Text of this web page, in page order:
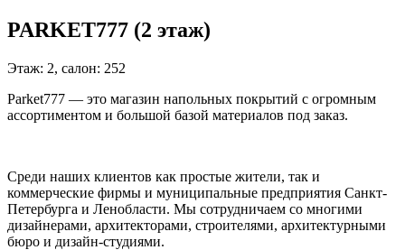
PARKET777 (2 этаж)
Этаж: 2, салон: 252
Parket777 — это магазин напольных покрытий с огромным
ассортиментом и большой базой материалов под заказ.
Среди наших клиентов как простые жители, так и
коммерческие фирмы и муниципальные предприятия Санкт-
Петербурга и Ленобласти. Мы сотрудничаем со многими
дизайнерами, архитекторами, строителями, архитектурными
бюро и дизайн-студиями.